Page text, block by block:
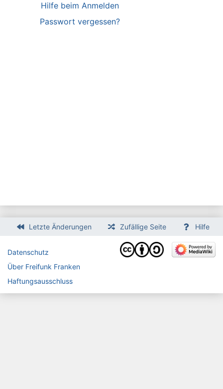
Hilfe beim Anmelden
Passwort vergessen?
Letzte Änderungen Zufällige Seite Hilfe
Datenschutz
Über Freifunk Franken
Haftungsausschluss